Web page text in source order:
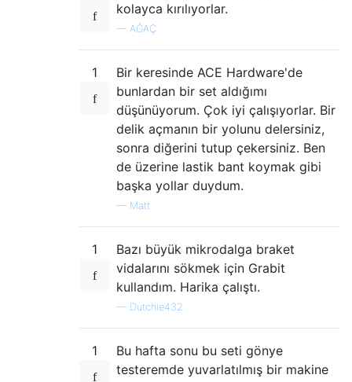
kolayca kırılıyorlar.
— AĞAÇ
1
Bir keresinde ACE Hardware'de
bunlardan bir set aldığımı
düşünüyorum. Çok iyi çalışıyorlar. Bir
delik açmanın bir yolunu delersiniz,
sonra diğerini tutup çekersiniz. Ben
de üzerine lastik bant koymak gibi
başka yollar duydum.
— Matt
1
Bazı büyük mikrodalga braket
vidalarını sökmek için Grabit
kullandım. Harika çalıştı.
— Dutchie432
1
Bu hafta sonu bu seti gönye
testeremde yuvarlatılmış bir makine